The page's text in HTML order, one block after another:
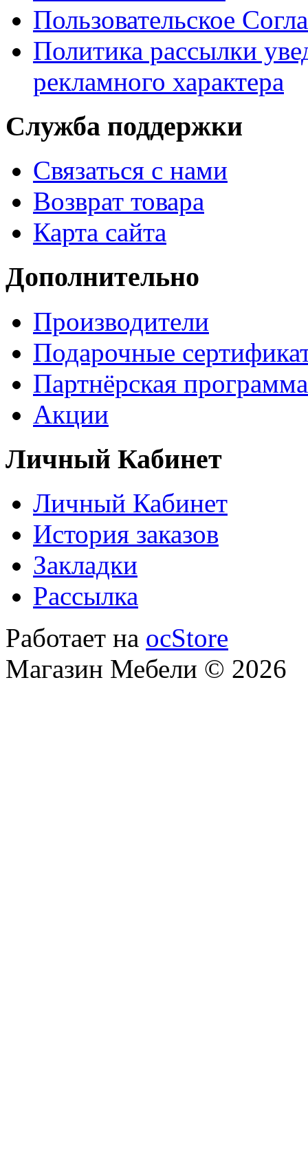
Пользовательское
Политика рассылки
рекламного характера
Служба поддержки
Связаться с нами
Возврат товара
Карта сайта
Дополнительно
Производители
Подарочные
Партнёрская программа
Акции
Личный Кабинет
Личный Кабинет
История заказов
Закладки
Рассылка
Работает на ocStore
Магазин Мебели © 2026